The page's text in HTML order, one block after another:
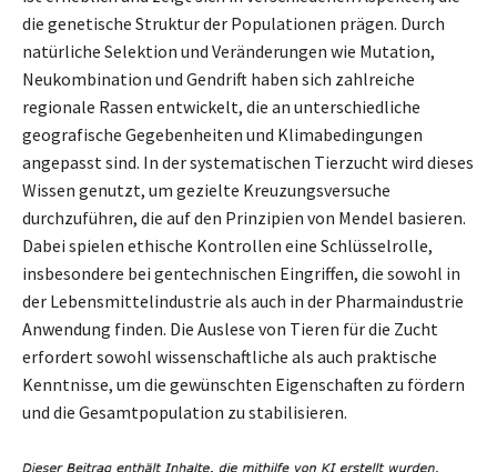
die genetische Struktur der Populationen prägen. Durch
natürliche Selektion und Veränderungen wie Mutation,
Neukombination und Gendrift haben sich zahlreiche
regionale Rassen entwickelt, die an unterschiedliche
geografische Gegebenheiten und Klimabedingungen
angepasst sind. In der systematischen Tierzucht wird dieses
Wissen genutzt, um gezielte Kreuzungsversuche
durchzuführen, die auf den Prinzipien von Mendel basieren.
Dabei spielen ethische Kontrollen eine Schlüsselrolle,
insbesondere bei gentechnischen Eingriffen, die sowohl in
der Lebensmittelindustrie als auch in der Pharmaindustrie
Anwendung finden. Die Auslese von Tieren für die Zucht
erfordert sowohl wissenschaftliche als auch praktische
Kenntnisse, um die gewünschten Eigenschaften zu fördern
und die Gesamtpopulation zu stabilisieren.